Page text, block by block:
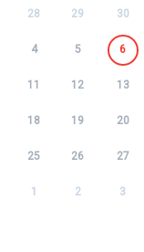
28 29 30
4 5 6
11 12 13
18 19 20
25 26 27
1 2 3